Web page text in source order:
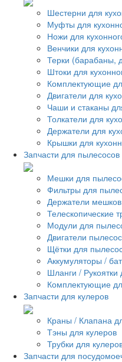
Шестерни для
Муфты для
Ножи для
Венчики для
Терки (барабаны,
Штоки для
Комплектующие
Двигатели для
Чаши и стаканы
Толкатели для
Держатели для
Крышки для
Запчасти для пылесосов
Мешки для
Фильтры для
Держатели мешков
Телескопические
Модули для
Двигатели
Щётки для
Аккумуляторы /
Шланги /
Комплектующие
Запчасти для кулеров
Краны / Клапана
Тэны для кулеров
Трубки для
Запчасти для